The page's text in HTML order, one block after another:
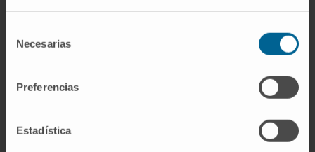
Necesarias
Preferencias
Estadística
trabajos de Joseph LeDoux en la década de
1990, que demostraron la participación de la
amígdala en el condicionamiento al miedo. No
amígdala interviene también en emociones
y en la regulación autonómica. La etiqueta ha